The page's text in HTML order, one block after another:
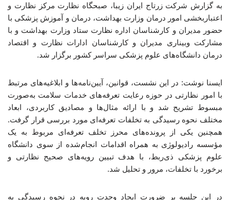
به گزارش شرکت زرتاج ایران زیبا، صبحگاه نظارت مرکز نظارت و
اعتباربخشی امور درمان وزارت بهداشت، درمان و آموزش پزشکی با
حضور مدیران و کارشناسان اداره نظارت ستاد وزارت بهداشت و با
مشارکت وبیناری مدیران و کارشناسان ادارات نظارت و اقتصاد
درمان دانشگاه‌های علوم پزشکی سراسر کشور برگزار شد.
ایسنا نوشت: در این نشست، قوانین، آیین‌نامه‌ها و ابلاغیه‌های مرتبط
با امور نظارتی در حوزه رعایت تعرفه‌های خدمات سلامت به‌صورت
مبسوط تشریح شد و با ارائه مثال‌ها و مصادیق کاربردی، ابعاد
مختلف نحوه رسیدگی به تخلفات تعرفه‌ای مورد بررسی قرار گرفت.
همچنین یکی از پرونده‌های محرز تخلف تعرفه‌ای مربوط به یک
مؤسسه رادیولوژی به همراه اقدامات انجام‌شده از سوی دانشگاه
علوم پزشکی ذی‌ربط، با هدف تبیین رویه‌های صحیح نظارتی و
برخورد با تخلفات، مرور و تحلیل شد.
در این جلسه بر ضرورت ایجاد وحدت رویه در نحوه رسیدگی به